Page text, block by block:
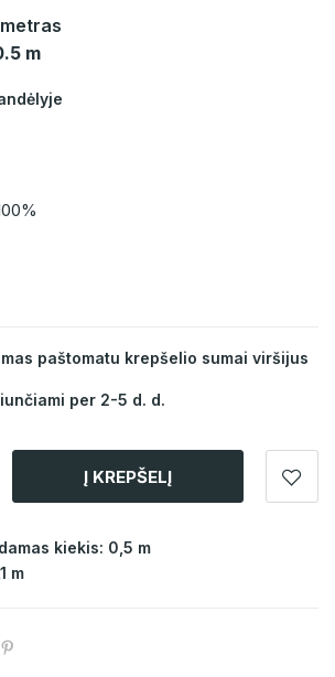
m
paštomatu krepšelio sumai viršijus
per 2-5 d. d.
Į KREPŠELĮ
kiekis: 0,5 m
m